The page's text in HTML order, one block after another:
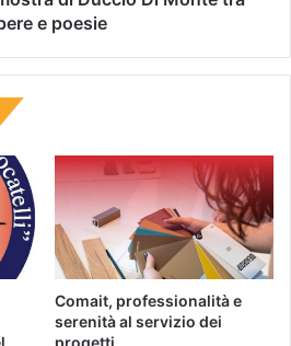
e poesie
Comait, professionalità e
serenità al servizio dei
progetti